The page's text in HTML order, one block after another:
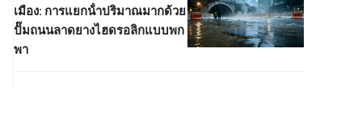
เมือง: การแยกน้ําปริมาณมากด้วย
ปั๊มถนนลาดยางไฮดรอลิกแบบพก
พา